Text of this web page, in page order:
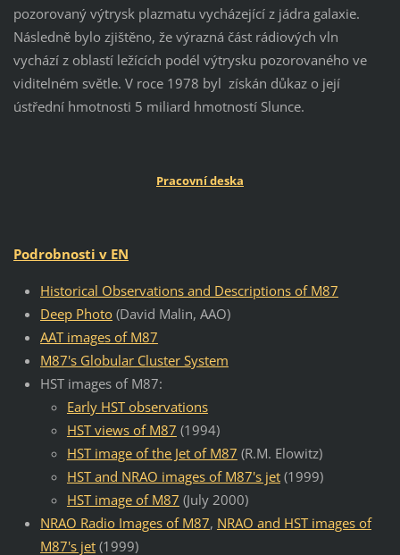
pozorovaný výtrysk plazmatu vycházející z jádra galaxie.
Následně bylo zjištěno, že výrazná část rádiových vln
vychází z oblastí ležících podél výtrysku pozorovaného ve
viditelném světle. V roce 1978 byl získán důkaz o její
ústřední hmotnosti 5 miliard hmotností Slunce.
Pracovní deska
Podrobnosti v EN
Historical Observations and Descriptions of M87
Deep Photo(David Malin, AAO)
AAT images of M87
M87's Globular Cluster System
HST images of M87:
Early HST observations
HST views of M87 (1994)
HST image of the Jet of M87 (R.M. Elowitz)
HST and NRAO images of M87's jet(1999)
HST image of M87 (July 2000)
NRAO Radio Images of M87, NRAO and HST images of
M87's jet(1999)